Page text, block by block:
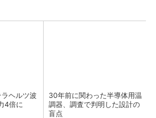
ヘルツ波
4倍に
30年前に関わった半導体用温
調器、調査で判明した設計の
盲点